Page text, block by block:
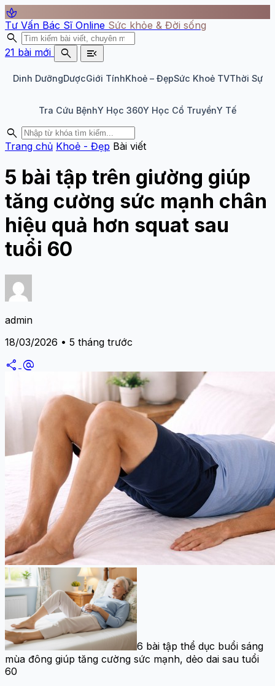
spa
Tư Vấn Bác Sĩ Online Sức khỏe & Đời sống
search
21 bài mới search menu_open
Dinh DưỡngDượcGiới TínhKhoẻ – ĐẹpSức Khoẻ TVThời Sự
Tra Cứu BệnhY Học 360Y Học Cổ TruyềnY Tế
search
Trang chủ Khoẻ - Đẹp Bài viết
5 bài tập trên giường giúp
tăng cường sức mạnh chân
hiệu quả hơn squat sau
tuổi 60
admin
18/03/2026 • 5 tháng trước
share alternate_email
6 bài tập thể dục buổi sáng
mùa đông giúp tăng cường sức mạnh, dẻo dai sau tuổi
60